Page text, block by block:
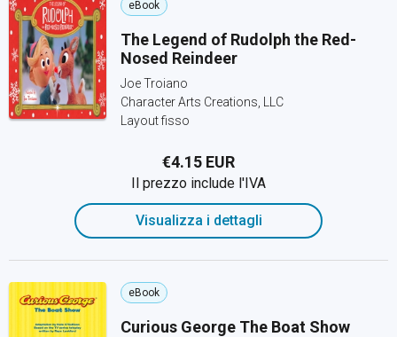
eBook
The Legend of Rudolph the Red-
Nosed Reindeer
Joe Troiano
Character Arts Creations, LLC
Layout fisso
€4.15 EUR
Il prezzo include l'IVA
Visualizza i dettagli
eBook
Curious George The Boat Show